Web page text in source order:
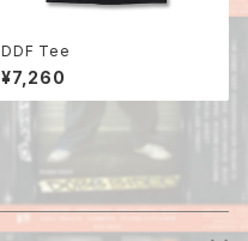
DDF Tee
¥7,260